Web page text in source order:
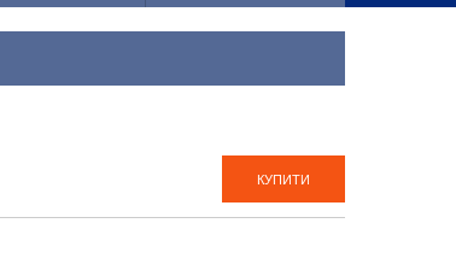
КУПИТИ